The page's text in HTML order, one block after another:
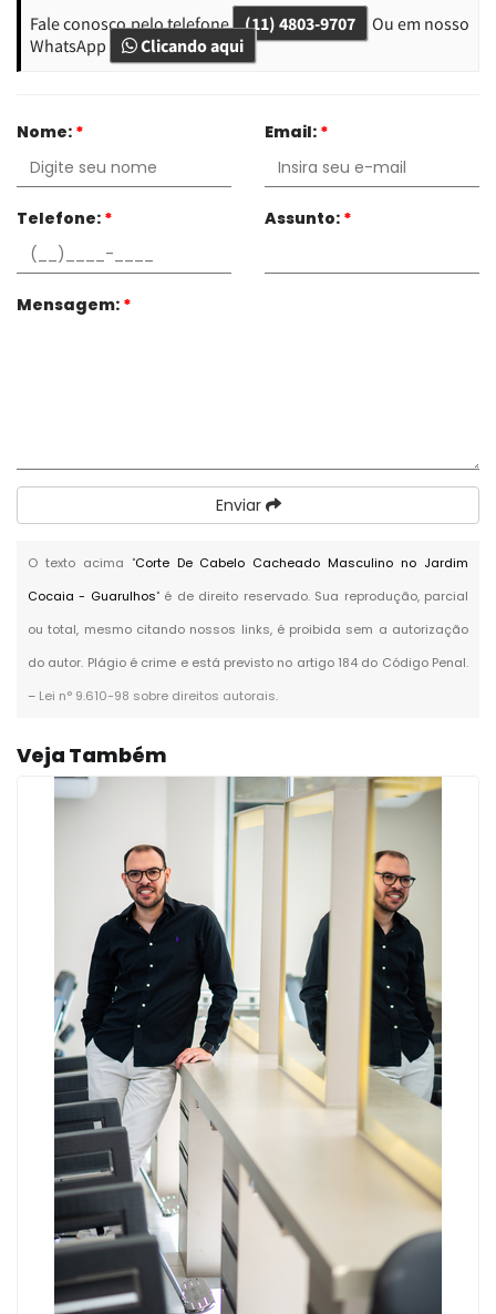
Fale conosco pelo telefone (11) 4803-9707
Ou em nosso
WhatsApp
Clicando aqui
Nome: * Email: *
Telefone: * Assunto: *
Mensagem: *
Enviar
O texto acima "Corte De Cabelo Cacheado Masculino no Jardim
Cocaia - Guarulhos" é de direito reservado. Sua reprodução, parcial
ou total, mesmo citando nossos links, é proibida sem a autorização
do autor. Plágio é crime e está previsto no artigo 184 do Código Penal.
– Lei n° 9.610-98 sobre direitos autorais.
Veja Também